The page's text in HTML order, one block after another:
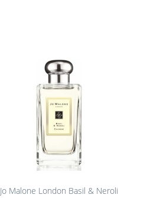
Jo Malone London Basil & Neroli